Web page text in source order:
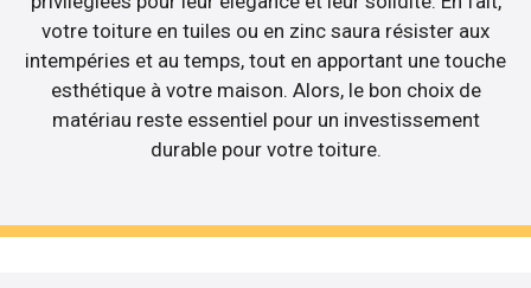
votre toiture en tuiles ou en zinc saura résister aux
intempéries et au temps, tout en apportant une touche
esthétique à votre maison. Alors, le bon choix de
matériau reste essentiel pour un investissement
durable pour votre toiture.